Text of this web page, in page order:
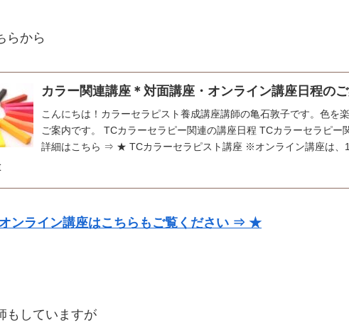
らから
カラー関連講座＊対面講座・オンライン講座日程の
こんにちは！カラーセラピスト養成講座講師の亀石敦子です。色を
ご案内です。 TCカラーセラピー関連の講座日程 TCカラーセラピー
詳細はこちら ⇒ ★ TCカラーセラピスト講座 ※オンライン講座は、
ンライン講座はこちらもご覧ください ⇒ ★
もしていますが